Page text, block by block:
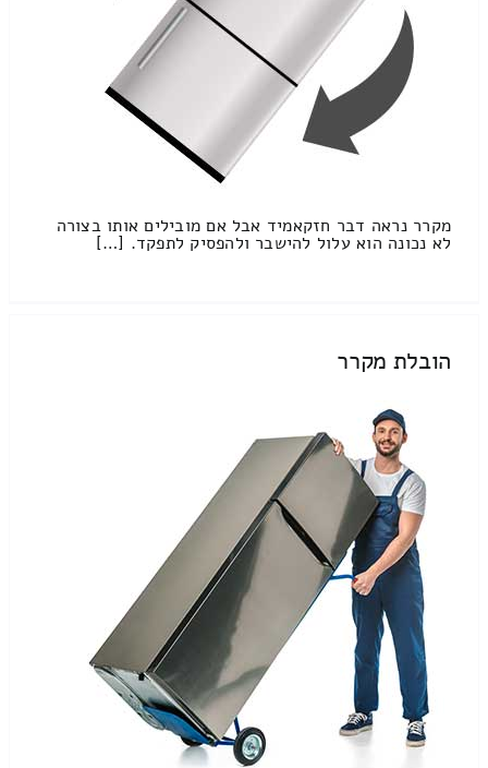
מקרר נראה דבר חזקאמיד אבל אם מובילים אותו בצורה
לא נכונה הוא עלול להישבר ולהפסיק לתפקד. […]
הובלת מקרר